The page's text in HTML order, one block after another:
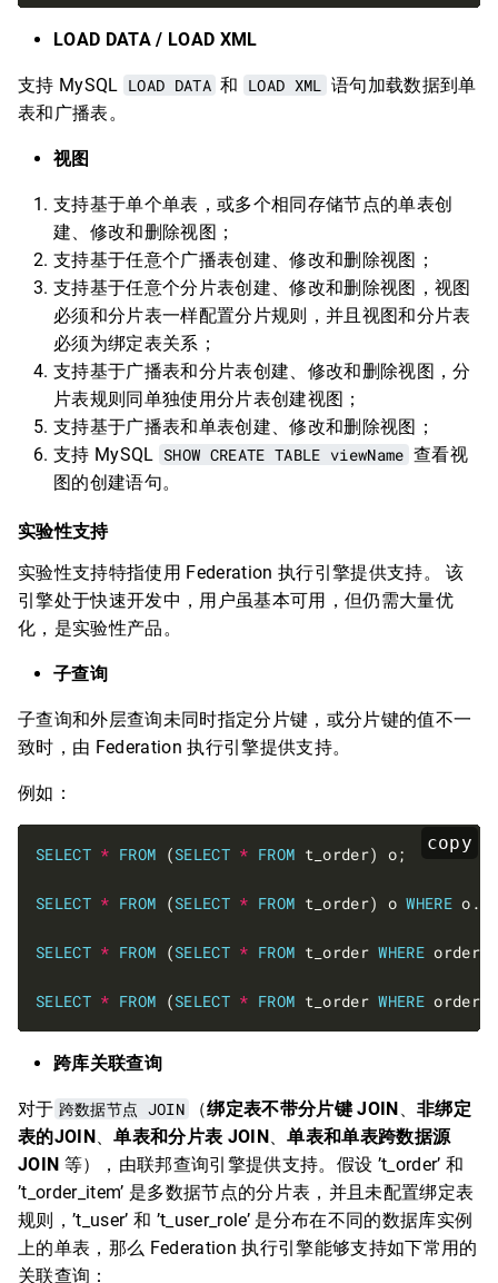
LOAD DATA / LOAD XML
支持 MySQL LOAD DATA 和 LOAD XML 语句加载数据到单
表和广播表。
视图
支持基于单个单表，或多个相同存储节点的单表创
建、修改和删除视图；
支持基于任意个广播表创建、修改和删除视图；
支持基于任意个分片表创建、修改和删除视图，视图
必须和分片表一样配置分片规则，并且视图和分片表
必须为绑定表关系；
支持基于广播表和分片表创建、修改和删除视图，分
片表规则同单独使用分片表创建视图；
支持基于广播表和单表创建、修改和删除视图；
支持 MySQL SHOW CREATE TABLE viewName 查看视
图的创建语句。
实验性支持
实验性支持特指使用 Federation 执行引擎提供支持。 该
引擎处于快速开发中，用户虽基本可用，但仍需大量优
化，是实验性产品。
子查询
子查询和外层查询未同时指定分片键，或分片键的值不一
致时，由 Federation 执行引擎提供支持。
例如：
copy
SELECT * FROM (SELECT * FROM
SELECT * FROM (SELECT * FROM t_order) o WHERE
SELECT * FROM (SELECT * FROM t_order WHERE
SELECT * FROM (SELECT * FROM t_order WHERE
跨库关联查询
对于 跨数据节点 JOIN （绑定表不带分片键 JOIN 、 非绑定
表的JOIN 、单表和分片表 JOIN 、单表和单表跨数据源
JOIN 等），由联邦查询引擎提供支持。假设 ’t_order’ 和
’t_order_item’ 是多数据节点的分片表，并且未配置绑定表
规则，’t_user’ 和 ’t_user_role’ 是分布在不同的数据库实例
上的单表，那么 Federation 执行引擎能够支持如下常用的
关联查询：